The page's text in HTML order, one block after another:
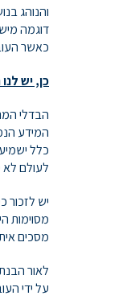
והנוהג
דוגמה
כאשר
כן, יש
הבדלי
המידע
כלל
לעולם לא
יש לזכור
מסוימות
מסכים
לאור
על ידי